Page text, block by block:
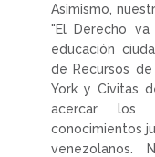
Asimismo,
"El Derecho va
educación
de Recursos
York y Civitas
acercar los
conocimientos
venezolanos.